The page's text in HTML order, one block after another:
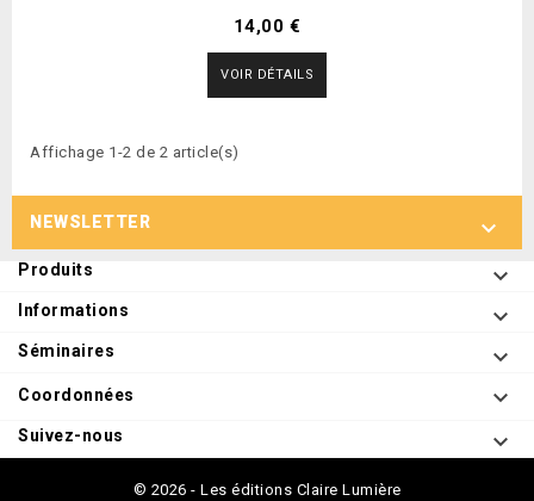
14,00 €
VOIR DÉTAILS
Affichage 1-2 de 2 article(s)
NEWSLETTER 
Produits 
Informations 
Séminaires 
Coordonnées 
Suivez-nous 
© 2026 - Les éditions Claire Lumière